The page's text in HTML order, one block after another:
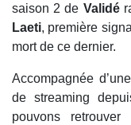
saison 2 de Validé
Laeti, première
mort de ce dernier.
Accompagnée
de streaming
pouvons retrouver